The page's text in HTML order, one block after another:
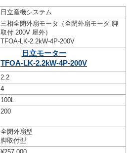
日立産機システム
三相全閉外扇モータ（全閉外扇モータ 脚
取付 200V 屋外）
TFOA-LK-2.2kW-4P-200V
日立モーター
TFOA-LK-2.2kW-4P-200V
2.2
4
100L
200
全閉外扇型
脚取付型